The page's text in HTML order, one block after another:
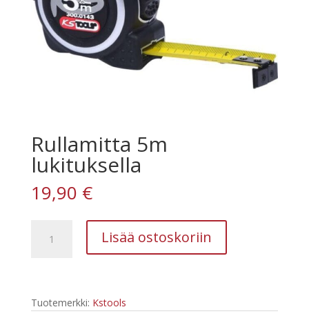
Rullamitta 5m
lukituksella
19,90 €
Lisää ostoskoriin
Tuotemerkki: Kstools